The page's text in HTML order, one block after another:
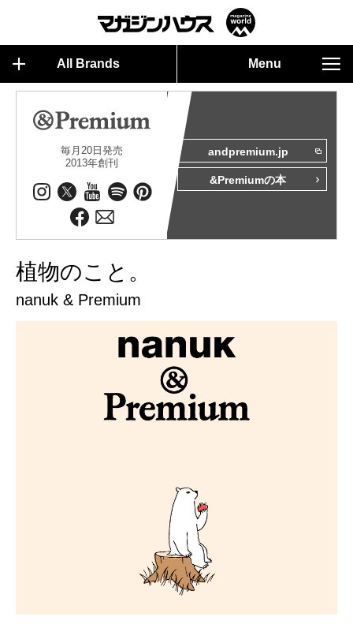
All Brands Menu
毎月20日発売
2013年創刊
andpremium.jp
&Premiumの本
植物のこと。
nanuk & Premium